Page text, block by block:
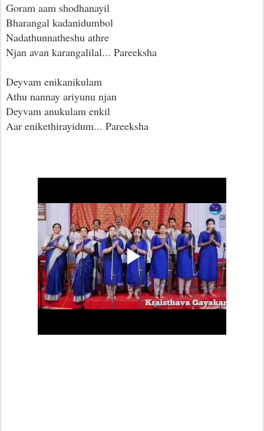
Goram aam shodhanayil
Bharangal kadanidumbol
Nadathunnatheshu athre
Njan avan karangalilal... Pareeksha
Deyvam enikanikulam
Athu nannay ariyunu njan
Deyvam anukulam enkil
Aar enikethirayidum... Pareeksha